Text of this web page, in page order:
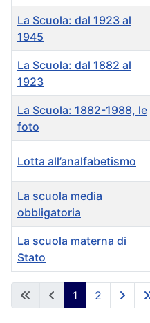
Articoli
La Scuola: dal 1923 al
1945
La Scuola: dal 1882 al
1923
La Scuola: 1882-1988, le
foto
Lotta all’analfabetismo
La scuola media
obbligatoria
La scuola materna di
Stato
1 2